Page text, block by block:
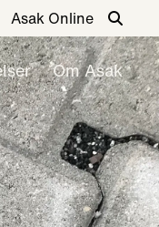
Asak Online
Om Asak